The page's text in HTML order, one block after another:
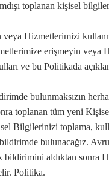
toplanan kişisel
Hizmetlerimizi
erişmeyin veya
ve bu Politikada
bulunmaksızın
toplanan tüm yeni
Bilgilerinizi toplama,
bulunacağız.
bildirimini aldıktan sonra
Politika.